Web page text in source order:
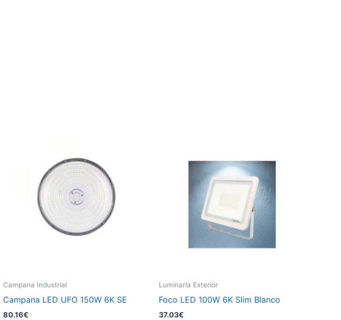
Campana Industrial
Campana LED UFO 150W 6K SE
80.16€
Luminaria Exterior
Foco LED 100W 6K Slim Blanco
37.03€